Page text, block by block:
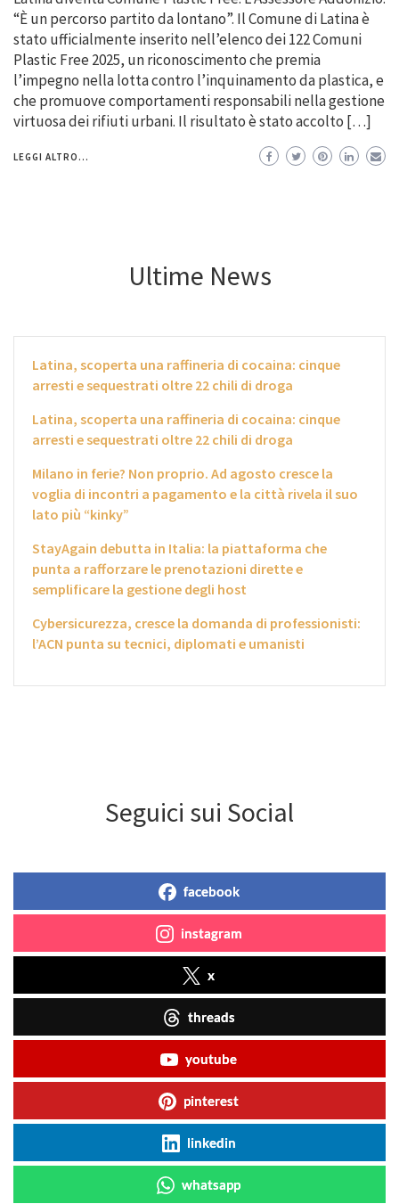
“È un percorso partito da lontano”. Il Comune di Latina è
stato ufficialmente inserito nell’elenco dei 122 Comuni
Plastic Free 2025, un riconoscimento che premia
l’impegno nella lotta contro l’inquinamento da plastica, e
che promuove comportamenti responsabili nella gestione
virtuosa dei rifiuti urbani. Il risultato è stato accolto […]
LEGGI ALTRO...
Ultime News
Latina, scoperta una raffineria di cocaina: cinque
arresti e sequestrati oltre 22 chili di droga
Latina, scoperta una raffineria di cocaina: cinque
arresti e sequestrati oltre 22 chili di droga
Milano in ferie? Non proprio. Ad agosto cresce la
voglia di incontri a pagamento e la città rivela il suo
lato più “kinky”
StayAgain debutta in Italia: la piattaforma che
punta a rafforzare le prenotazioni dirette e
semplificare la gestione degli host
Cybersicurezza, cresce la domanda di professionisti:
l’ACN punta su tecnici, diplomati e umanisti
Seguici sui Social
facebook
instagram
x
threads
youtube
pinterest
linkedin
whatsapp